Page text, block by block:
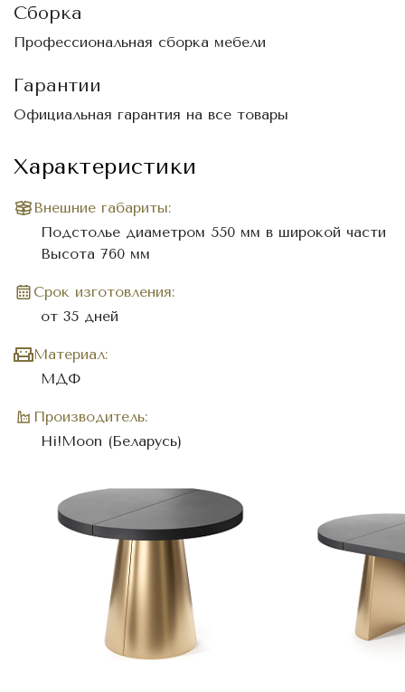
Сборка
Профессиональная сборка мебели
Гарантии
Официальная гарантия на все товары
Характеристики
Внешние габариты:
Подстолье диаметром 550 мм в широкой части
Высота 760 мм
Cрок изготовления:
от 35 дней
Материал:
МДФ
Производитель:
Hi!Moon (Беларусь)